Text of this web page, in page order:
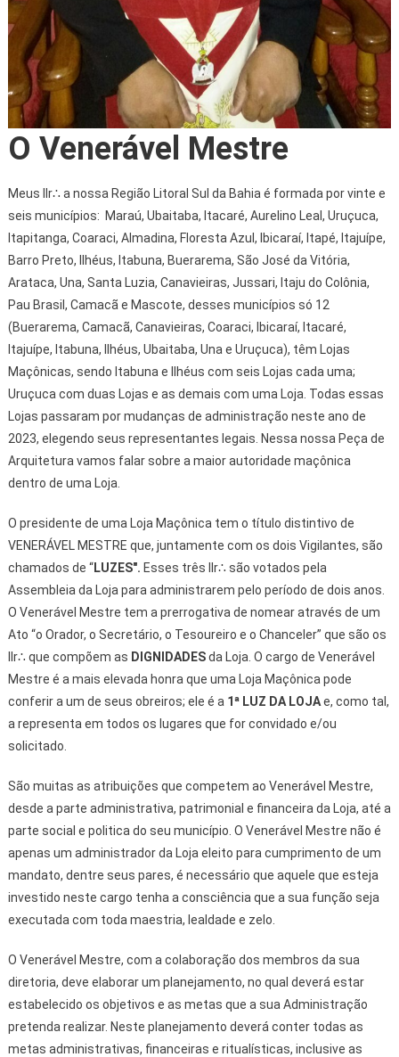
O Venerável Mestre
Meus IIr∴ a nossa Região Litoral Sul da Bahia é formada por vinte e
seis municípios: Maraú, Ubaitaba, Itacaré, Aurelino Leal, Uruçuca,
Itapitanga, Coaraci, Almadina, Floresta Azul, Ibicaraí, Itapé, Itajuípe,
Barro Preto, Ilhéus, Itabuna, Buerarema, São José da Vitória,
Arataca, Una, Santa Luzia, Canavieiras, Jussari, Itaju do Colônia,
Pau Brasil, Camacã e Mascote, desses municípios só 12
(Buerarema, Camacã, Canavieiras, Coaraci, Ibicaraí, Itacaré,
Itajuípe, Itabuna, Ilhéus, Ubaitaba, Una e Uruçuca), têm Lojas
Maçônicas, sendo Itabuna e Ilhéus com seis Lojas cada uma;
Uruçuca com duas Lojas e as demais com uma Loja. Todas essas
Lojas passaram por mudanças de administração neste ano de
2023, elegendo seus representantes legais. Nessa nossa Peça de
Arquitetura vamos falar sobre a maior autoridade maçônica
dentro de uma Loja.
O presidente de uma Loja Maçônica tem o título distintivo de
VENERÁVEL MESTRE que, juntamente com os dois Vigilantes, são
chamados de “LUZES". Esses três IIr∴ são votados pela
Assembleia da Loja para administrarem pelo período de dois anos.
O Venerável Mestre tem a prerrogativa de nomear através de um
Ato “o Orador, o Secretário, o Tesoureiro e o Chanceler” que são os
IIr∴ que compõem as DIGNIDADESda Loja. O cargo de Venerável
Mestre é a mais elevada honra que uma Loja Maçônica pode
conferir a um de seus obreiros; ele é a 1ª LUZ DA LOJAe, como tal,
a representa em todos os lugares que for convidado e/ou
solicitado.
São muitas as atribuições que competem ao Venerável Mestre,
desde a parte administrativa, patrimonial e financeira da Loja, até a
parte social e politica do seu município. O Venerável Mestre não é
apenas um administrador da Loja eleito para cumprimento de um
mandato, dentre seus pares, é necessário que aquele que esteja
investido neste cargo tenha a consciência que a sua função seja
executada com toda maestria, lealdade e zelo.
O Venerável Mestre, com a colaboração dos membros da sua
diretoria, deve elaborar um planejamento, no qual deverá estar
estabelecido os objetivos e as metas que a sua Administração
pretenda realizar. Neste planejamento deverá conter todas as
metas administrativas, financeiras e ritualísticas, inclusive as